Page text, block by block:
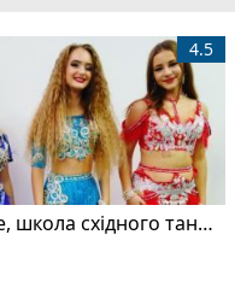
Hot Arabian Dance, школа східного танцю
4.5